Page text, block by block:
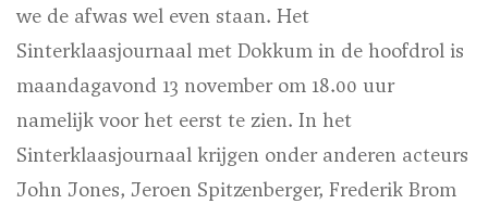
we de afwas wel even staan. Het
Sinterklaasjournaal met Dokkum in de hoofdrol is
maandagavond 13 november om 18.00 uur
namelijk voor het eerst te zien. In het
Sinterklaasjournaal krijgen onder anderen acteurs
John Jones, Jeroen Spitzenberger, Frederik Brom